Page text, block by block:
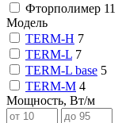
Фторполимер 11
Модель
TERM-H 7
TERM-L 7
TERM-L base 5
TERM-М 4
Мощность, Вт/м